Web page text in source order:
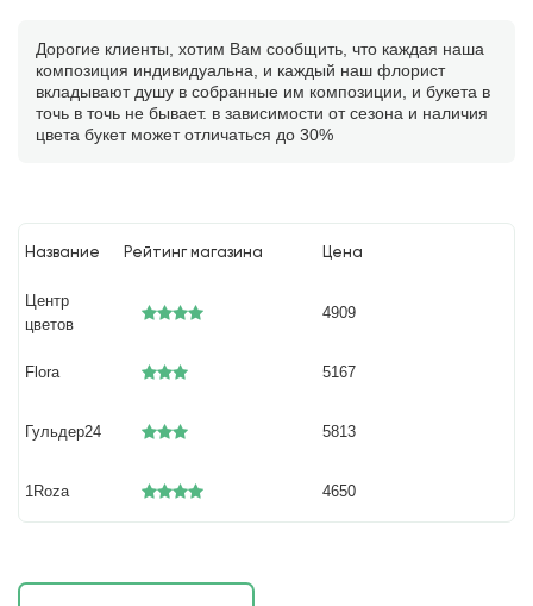
Дорогие клиенты, хотим Вам сообщить, что каждая наша
композиция индивидуальна, и каждый наш флорист
вкладывают душу в собранные им композиции, и букета в
точь в точь не бывает. в зависимости от сезона и наличия
цвета букет может отличаться до 30%
Название Рейтинг магазина Цена
Центр
цветов
4909
Flora 5167
Гульдер24 5813
1Roza 4650